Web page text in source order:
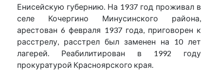
Енисейскую губернию. На 1937 год проживал в
селе Кочергино Минусинского района,
арестован 6 февраля 1937 года, приговорен к
расстрелу, расстрел был заменен на 10 лет
лагерей. Реабилитирован в 1992 году
прокуратурой Красноярского края.